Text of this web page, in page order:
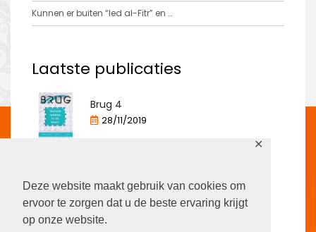
Deze website maakt gebruik van cookies om
ervoor te zorgen dat u de beste ervaring krijgt
op onze website.
✕
Kunnen er buiten “Ied al-Fitr” en …
Laatste publicaties
Brug 4
28/11/2019
Brug 2